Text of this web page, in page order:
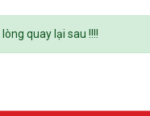
quay lại sau !!!!